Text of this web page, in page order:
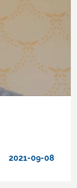
2021-09-08